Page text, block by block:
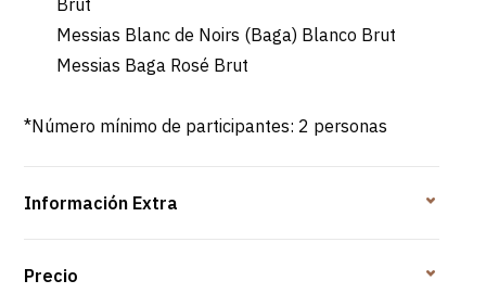
Brut
Messias Blanc de Noirs (Baga) Blanco Brut
Messias Baga Rosé Brut
*Número mínimo de participantes: 2 personas
Información Extra
Precio